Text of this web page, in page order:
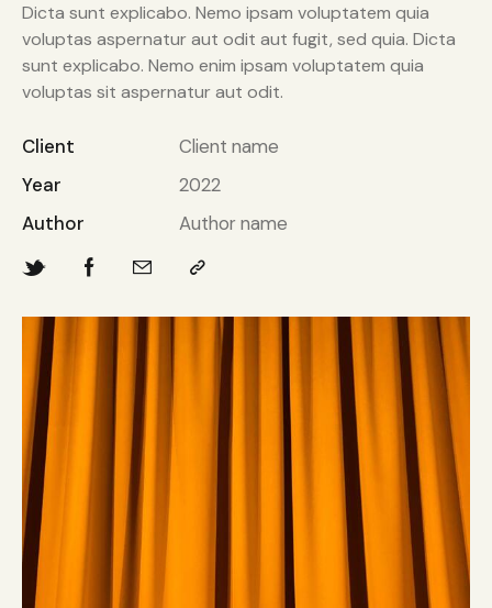
Dicta sunt explicabo. Nemo ipsam voluptatem quia
voluptas aspernatur aut odit aut fugit, sed quia. Dicta
sunt explicabo. Nemo enim ipsam voluptatem quia
voluptas sit aspernatur aut odit.
Client
Client name
Year
2022
Author
Author name